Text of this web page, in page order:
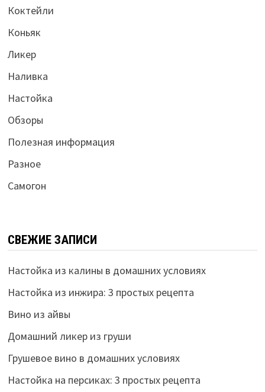
Коктейли
Коньяк
Ликер
Наливка
Настойка
Обзоры
Полезная информация
Разное
Самогон
СВЕЖИЕ ЗАПИСИ
Настойка из калины в домашних условиях
Настойка из инжира: 3 простых рецепта
Вино из айвы
Домашний ликер из груши
Грушевое вино в домашних условиях
Настойка на персиках: 3 простых рецепта